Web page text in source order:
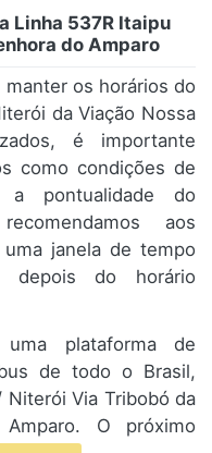
Linha 537R Itaipu
do Amparo
os horários do
da Viação Nossa
é importante
como condições de
a pontualidade do
aos
janela de tempo
do horário
plataforma de
de todo o Brasil,
Niterói Via Tribobó da
O próximo